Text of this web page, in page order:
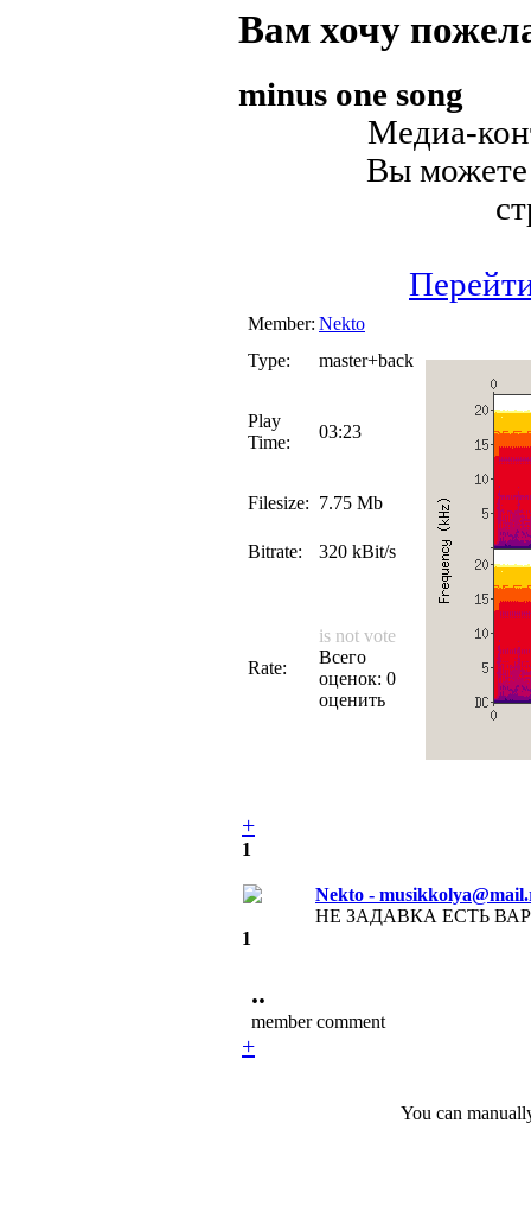
Вам хочу
minus one song
Медиа-
Вы можете
Member: Nekto
Type:
master+back
Play
Time:
03:23
Filesize: 7.75 Mb
Bitrate: 320 kBit/s
Rate:
is not vote
Всего
оценок: 0
оценить
+
1
Nekto -
НЕ ЗАДАВКА ЕСТЬ
1
••
member comment
+
You can